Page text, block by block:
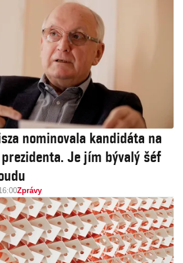
nominovala kandidáta na
Je jím bývalý šéf
Zprávy